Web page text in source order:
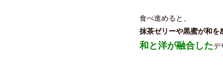
食べ進めると、
抹茶ゼリーや黒蜜が和を
和と洋が融合したデ